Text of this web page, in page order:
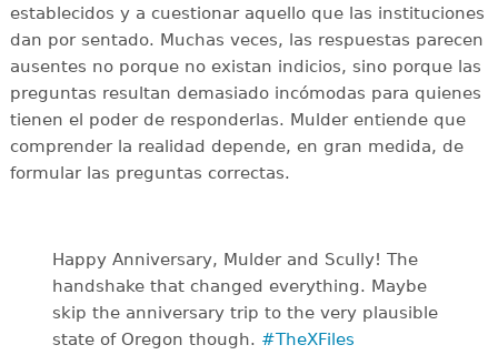
establecidos y a cuestionar aquello que las instituciones
dan por sentado. Muchas veces, las respuestas parecen
ausentes no porque no existan indicios, sino porque las
preguntas resultan demasiado incómodas para quienes
tienen el poder de responderlas. Mulder entiende que
comprender la realidad depende, en gran medida, de
formular las preguntas correctas.
Happy Anniversary, Mulder and Scully! The
handshake that changed everything. Maybe
skip the anniversary trip to the very plausible
state of Oregon though. #TheXFiles